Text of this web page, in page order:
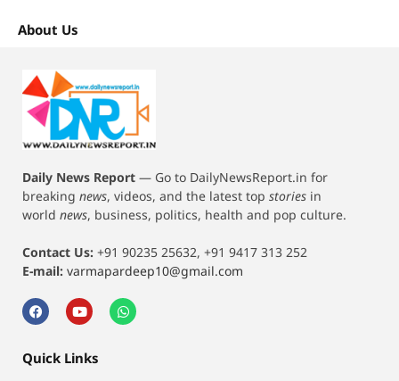
About Us
Daily News Report — Go to DailyNewsReport.in for
breaking news, videos, and the latest top stories in
world news, business, politics, health and pop culture.
Contact Us: +91 90235 25632, +91 9417 313 252
E-mail: varmapardeep10@gmail.com
Quick Links